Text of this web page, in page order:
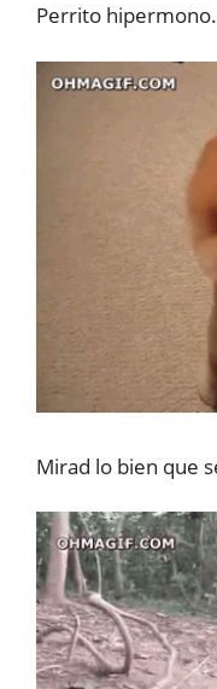
Perrito hipermono.
Mirad lo bien que